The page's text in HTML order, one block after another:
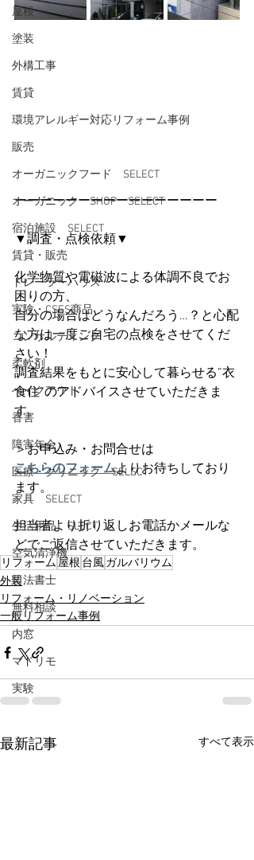
屋根
塗装
外構工事
賃貸
環境アレルギー対応リフォーム事例
販売
オーガニックフード SELECT
オーガニック SHOP SELECT
宿泊施設 SELECT
賃貸・販売
トレーラーハウス
実験・CSES商品
コンサルティング
柔軟剤
ベイクアウト
香害
障害年金
医療・クリニック SELECT
家具 SELECT
生活用品 SLECT
空気清浄機
司法書士
無料相談
内窓
マドリモ
実験
ーーーーーーーーーーーーーーーー
▼調査・点検依頼▼
化学物質や電磁波による体調不良でお
困りの方、
自分の場合はどうなんだろう…？と心配
な方は一度ご自宅の点検をさせてくだ
さい！
調査結果をもとに安心して暮らせる”衣
食住”のアドバイスさせていただきま
す。
＞お申込み・お問合せは
こちらのフォームよりお待ちしており
ます。
担当者より折り返しお電話かメールな
どでご返信させていただきます。
リフォーム屋根 台風ガルバリウム
外装
リフォーム・リノベーション
一般リフォーム事例
最新記事 すべて表示